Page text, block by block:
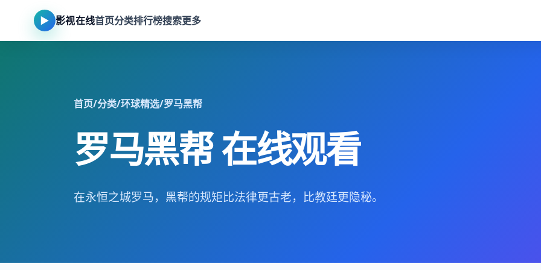
▶ 影视在线首页分类排行榜搜索更多
首页/分类/环球精选/罗马黑帮
罗马黑帮 在线观看
在永恒之城罗马，黑帮的规矩比法律更古老，比教廷更隐秘。